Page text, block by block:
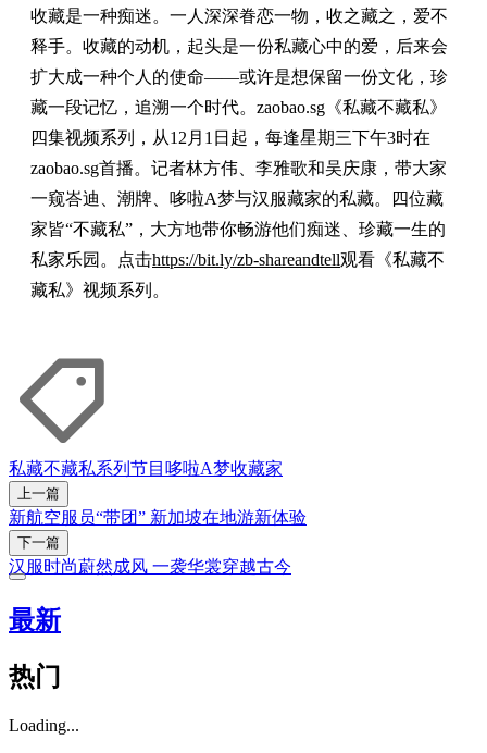
收藏是一种痴迷。一人深深眷恋一物，收之藏之，爱不
释手。收藏的动机，起头是一份私藏心中的爱，后来会
扩大成一种个人的使命——或许是想保留一份文化，珍
藏一段记忆，追溯一个时代。zaobao.sg《私藏不藏私》
四集视频系列，从12月1日起，每逢星期三下午3时在
zaobao.sg首播。记者林方伟、李雅歌和吴庆康，带大家
一窥峇迪、潮牌、哆啦A梦与汉服藏家的私藏。四位藏
家皆“不藏私”，大方地带你畅游他们痴迷、珍藏一生的
私家乐园。点击https://bit.ly/zb-shareandtell观看《私藏不
藏私》视频系列。
私藏不藏私系列节目 哆啦A梦收藏家
上一篇
新航空服员“带团” 新加坡在地游新体验
下一篇
汉服时尚蔚然成风 一袭华裳穿越古今
最新
热门
Loading...